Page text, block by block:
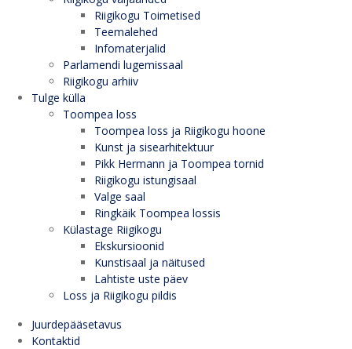
Riigikogu Toimetised
Teemalehed
Infomaterjalid
Parlamendi lugemissaal
Riigikogu arhiiv
Tulge külla
Toompea loss
Toompea loss ja Riigikogu hoone
Kunst ja sisearhitektuur
Pikk Hermann ja Toompea tornid
Riigikogu istungisaal
Valge saal
Ringkäik Toompea lossis
Külastage Riigikogu
Ekskursioonid
Kunstisaal ja näitused
Lahtiste uste päev
Loss ja Riigikogu pildis
Juurdepääsetavus
Kontaktid